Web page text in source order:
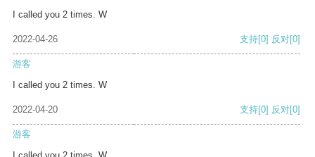
I called you 2 times. W
2022-04-26 支持[0] 反对[0]
游客
I called you 2 times. W
2022-04-20 支持[0] 反对[0]
游客